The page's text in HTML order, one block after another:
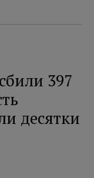
397
десятки